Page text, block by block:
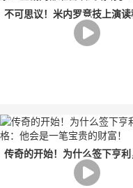
不可思议！米内罗竞技上演读
主裁判都准备吹终场哨了
传奇的开始！为什么签下亨利
他会是一笔宝贵的财富